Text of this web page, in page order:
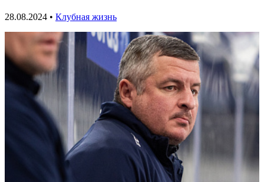
28.08.2024 • Клубная жизнь